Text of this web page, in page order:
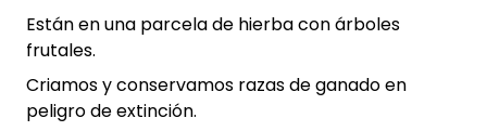
Están en una parcela de hierba con árboles
frutales.
Criamos y conservamos razas de ganado en
peligro de extinción.